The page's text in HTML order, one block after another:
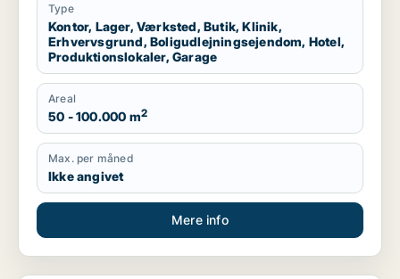
Type
Kontor, Lager, Værksted, Butik, Klinik,
Erhvervsgrund, Boligudlejningsejendom, Hotel,
Produktionslokaler, Garage
Areal
50 - 100.000 m2
Max. per måned
Ikke angivet
Mere info